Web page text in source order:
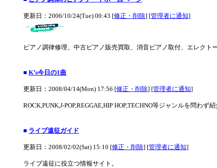
更新日：2006/10/24(Tue) 00:43 [修正・削除] [管理者に通知]
ピアノ調律修理、中古ピアノ販売買取、消音ピアノ取付、エレク
■ K’s今日の1曲
更新日：2008/04/14(Mon) 17:56 [修正・削除] [管理者に通知]
ROCK,PUNK,J-POP,REGGAE,HIP HOP,TECHNO等ジャンルを問わ
■ ライブ遠征ガイド
更新日：2008/02/02(Sat) 15:10 [修正・削除] [管理者に通知]
ライブ遠征に役立つ情報サイト。